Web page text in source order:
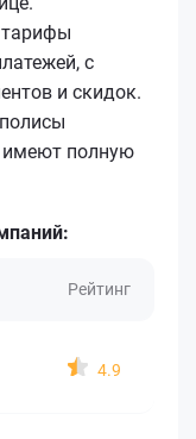
тарифы
с
и скидок.
имеют полную
Рейтинг
4.9